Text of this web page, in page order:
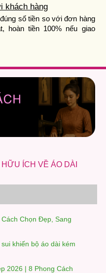
khách hàng
số tiền so với đơn hàng
hoàn tiền 100% nếu giao
ÍCH VỀ ÁO DÀI
Chọn Đẹp, Sang
khiến bộ áo dài kém
2026 | 8 Phong Cách